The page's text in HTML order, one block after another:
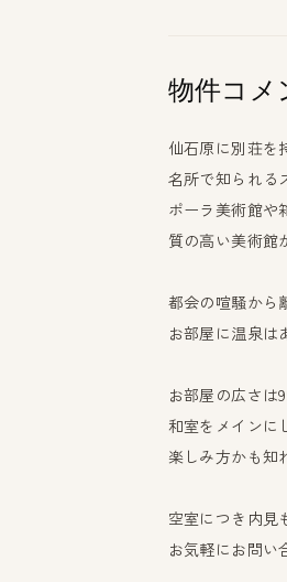
物件コメ
仙石原に別荘を
名所で知られる
ポーラ美術館や
質の高い美術館
都会の喧騒から
お部屋に温泉は
お部屋の広さは
和室をメインに
楽しみ方かも知
空室につき内見
お気軽にお問い